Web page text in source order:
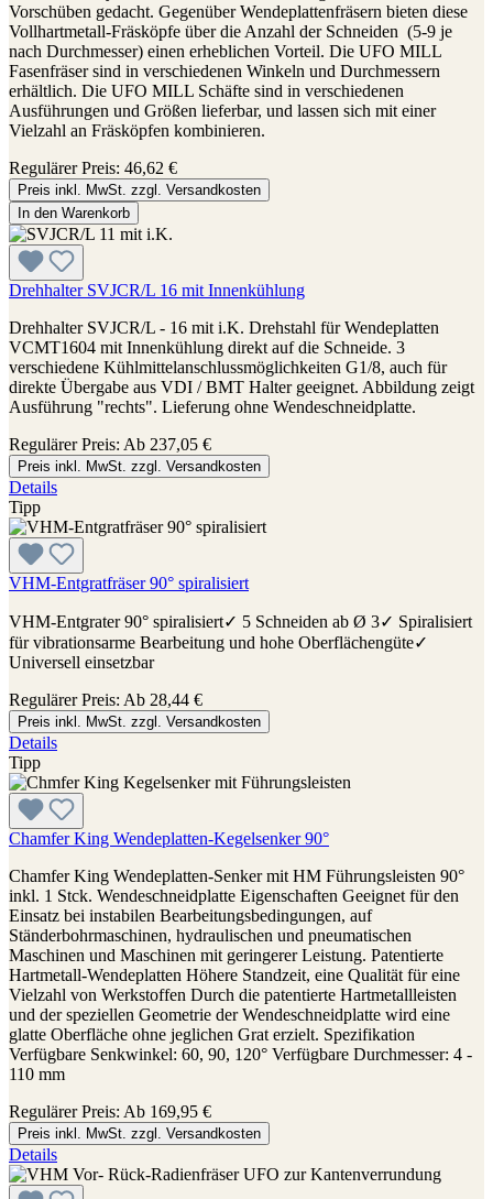
Vorschüben gedacht. Gegenüber Wendeplattenfräsern bieten diese
Vollhartmetall-Fräsköpfe über die Anzahl der Schneiden (5-9 je
nach Durchmesser) einen erheblichen Vorteil. Die UFO MILL
Fasenfräser sind in verschiedenen Winkeln und Durchmessern
erhältlich. Die UFO MILL Schäfte sind in verschiedenen
Ausführungen und Größen lieferbar, und lassen sich mit einer
Vielzahl an Fräsköpfen kombinieren.
Regulärer Preis: 46,62 €
Preis inkl. MwSt. zzgl. Versandkosten
In den Warenkorb
Drehhalter SVJCR/L 16 mit Innenkühlung
Drehhalter SVJCR/L - 16 mit i.K. Drehstahl für Wendeplatten
VCMT1604 mit Innenkühlung direkt auf die Schneide. 3
verschiedene Kühlmittelanschlussmöglichkeiten G1/8, auch für
direkte Übergabe aus VDI / BMT Halter geeignet. Abbildung zeigt
Ausführung "rechts". Lieferung ohne Wendeschneidplatte.
Regulärer Preis: Ab 237,05 €
Preis inkl. MwSt. zzgl. Versandkosten
Details
Tipp
VHM-Entgratfräser 90° spiralisiert
VHM-Entgrater 90° spiralisiert✓ 5 Schneiden ab Ø 3✓ Spiralisiert
für vibrationsarme Bearbeitung und hohe Oberflächengüte✓
Universell einsetzbar
Regulärer Preis: Ab 28,44 €
Preis inkl. MwSt. zzgl. Versandkosten
Details
Tipp
Chamfer King Wendeplatten-Kegelsenker 90°
Chamfer King Wendeplatten-Senker mit HM Führungsleisten 90°
inkl. 1 Stck. Wendeschneidplatte Eigenschaften Geeignet für den
Einsatz bei instabilen Bearbeitungsbedingungen, auf
Ständerbohrmaschinen, hydraulischen und pneumatischen
Maschinen und Maschinen mit geringerer Leistung. Patentierte
Hartmetall-Wendeplatten Höhere Standzeit, eine Qualität für eine
Vielzahl von Werkstoffen Durch die patentierte Hartmetallleisten
und der speziellen Geometrie der Wendeschneidplatte wird eine
glatte Oberfläche ohne jeglichen Grat erzielt. Spezifikation
Verfügbare Senkwinkel: 60, 90, 120° Verfügbare Durchmesser: 4 -
110 mm
Regulärer Preis: Ab 169,95 €
Preis inkl. MwSt. zzgl. Versandkosten
Details